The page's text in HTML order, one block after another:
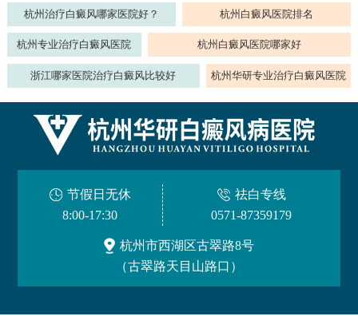
杭州治疗白癜风哪家医院好？ 杭州白癜风医院排名
杭州专业治疗白癜风医院 杭州白癜风医院哪家好
浙江哪家医院治疗白癜风比较好 杭州华研专业治疗白癜风医院
节假日无休
8:00-17:30
祛白专线
0571-87359179
杭州市西湖区古翠路8号
（古翠路天目山路口）